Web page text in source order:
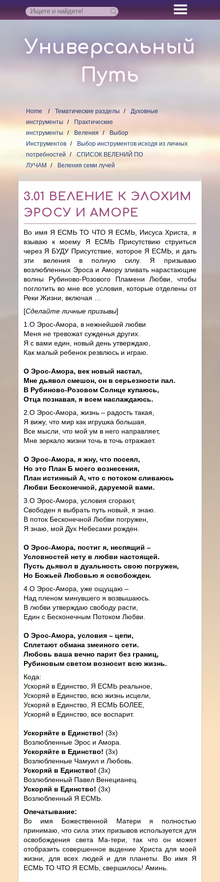
Универсальный
Путь
Home Тематические разделы
Духовные
инструменты
Практические
инструменты
Веления
Выбор
Инструментов
Выбор инструментов исходя из личных
потребностей
СПИСОК ВЕЛЕНИЙ ПО
ЛУЧАМ
Веления семи лучей
3.01 ВЕЛЕНИЕ К ЭЛОХИМ
ЭРОСУ И АМОРЕ
Во имя Я ЕСМЬ ТО ЧТО Я ЕСМЬ, Иисуса Христа, я
взываю к моему Я ЕСМЬ Присутствию струиться
через Я БУДУ Присутствие, которое Я ЕСМЬ, и дать
эти веления в полную силу. Я призываю
возлюбленных Эроса и Амору зливать нарастающие
волны Рубиново-Розового Пламени Любви, чтобы
поглотить во мне все условия, которые отделены от
Реки Жизни, включая …
[Сделайте личные призывы]
1.О Эрос-Амора, в нежнейшей любви
Меня не тревожат сужденья других.
Я с вами един, новый день утверждаю,
Как малый ребенок резвлюсь и играю.
О Эрос-Амора, век новый настал,
Мне дьявол смешон, он в серьезности пал.
В Рубиново-Розовом Солнце купаюсь,
Отца познавая, я всем наслаждаюсь.
2.О Эрос-Амора, жизнь – радость такая,
Я вижу, что мир как игрушка большая,
Все мысли, что мой ум в него направляет,
Мне зеркало жизни точь в точь отражает.
О Эрос-Амора, я жну, что посеял,
Но это План Б моего вознесения,
План истинный А, что с потоком сливаюсь
Любви Бесконечной, даруемой вами.
3.О Эрос-Амора, условия сгорают,
Свободен я выбрать путь новый, я знаю.
В поток Бесконечной Любви погружен,
Я знаю, мой Дух Небесами рожден.
О Эрос-Амора, постиг я, неспящий –
Условностей нету в любви настоящей.
Пусть дьявол в дуальность свою погружен,
Но Божьей Любовью я освобожден.
4.О Эрос-Амора, уже ощущаю –
Над пленом минувшего я возвышаюсь.
В любви утверждаю свободу расти,
Един с Бесконечным Потоком Любви.
О Эрос-Амора, условия – цепи,
Сплетают обмана змеиного сети.
Любовь ваша вечно парит без границ,
Рубиновым светом возносит всю жизнь.
Кода:
Ускоряй в Единство, Я ЕСМЬ реальное,
Ускоряй в Единство, всю жизнь исцели,
Ускоряй в Единство, Я ЕСМЬ БОЛЕЕ,
Ускоряй в Единство, все воспарит.
Ускоряйте в Единство! (3х)
Возлюбленные Эрос и Амора.
Ускоряйте в Единство! (3х)
Возлюбленные Чамуил и Любовь.
Ускоряй в Единство! (3х)
Возлюбленный Павел Венецианец.
Ускоряй в Единство! (3х)
Возлюбленный Я ЕСМЬ.
Опечатывание:
Во имя Божественной Матери я полностью
принимаю, что сила этих призывов используется для
освобождения света Ма-тери, так что он может
отобразить совершенное видение Христа для моей
жизни, для всех людей и для планеты. Во имя Я
ЕСМЬ ТО ЧТО Я ЕСМЬ, свершилось! Аминь.